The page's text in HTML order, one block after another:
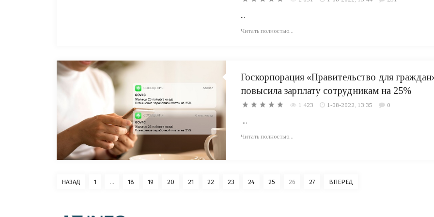
...
Читать полностью...
Госкорпорация «Правительство для
повысила зарплату сотрудникам на 25%
1 423 1-08-2022, 13:35 0
...
Читать полностью...
НАЗАД 1 ... 18 19 20 21 22 23 24 25 26 27 ВПЕРЕД